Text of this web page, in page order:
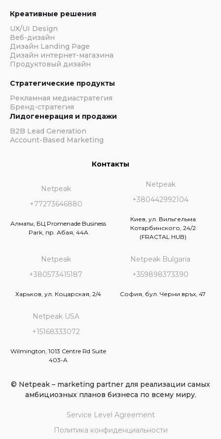
Креативные решения
UX/UI Design
Веб-дизайн
Дизайн Landing Page
Дизайн интернет-магазина
Продуктовый дизайн
Стратегические продукты
Рекламная медиастратегия
Бренд-стратегия
Лидогенерация и продажи
B2B Lead Generation
Account-Based Marketing
Контакты
Netpeak
+77273646880
Алматы, БЦ Promenade Business
Park, пр. Абая, 44А
Netpeak
+380442992104
Киев, ул. Вильгельма
Котарбинского, 24/2
(FRACTAL HUB)
Netpeak
+380573415187
Харьков, ул. Коцарская, 2/4
Netpeak Bulgaria
+359898373390
София, бул. Черни връх, 47
Netpeak USA
+15168333072
Wilmington, 1013 Centre Rd Suite
403-A
© Netpeak – marketing partner для реализации самых
амбициозных планов бизнеса по всему миру.
Service Level Agreement
Политика конфиденциальности